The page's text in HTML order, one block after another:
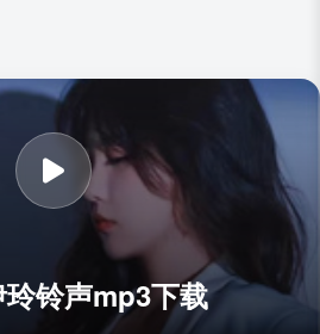
铃声mp3下载